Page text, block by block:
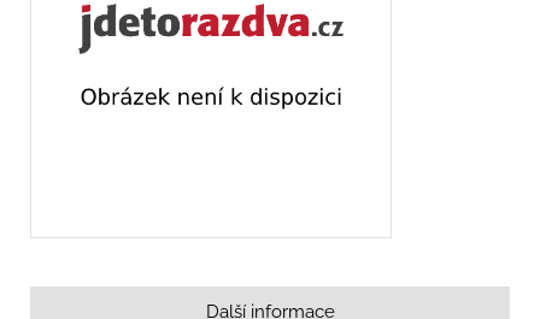
Další informace